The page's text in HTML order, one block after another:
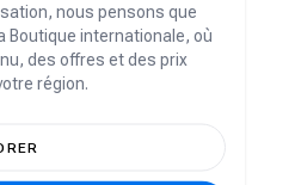
nous pensons que
internationale, où
des offres et des prix
région.